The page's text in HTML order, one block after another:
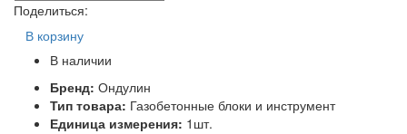
Поделиться:
В корзину
В наличии
Бренд: Ондулин
Тип товара: Газобетонные блоки и инструмент
Единица измерения: 1шт.